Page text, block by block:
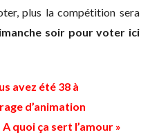
plus la compétition sera
soir pour voter ici
avez été 38 à
d’animation
quoi ça sert l’amour »